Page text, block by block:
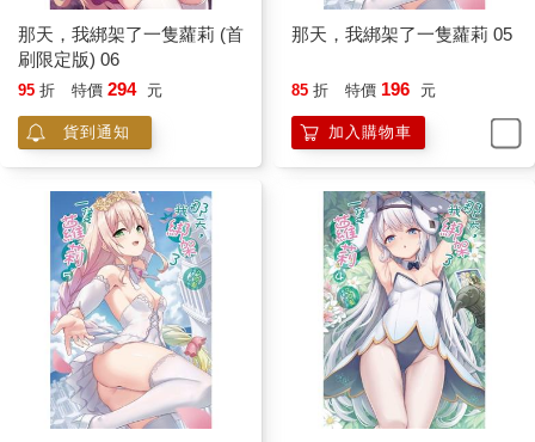
那天，我綁架了一隻蘿莉 (首
刷限定版) 06
95 折 特價 294 元
貨到通知
那天，我綁架了一隻蘿莉 05
85 折 特價 196 元
加入購物車